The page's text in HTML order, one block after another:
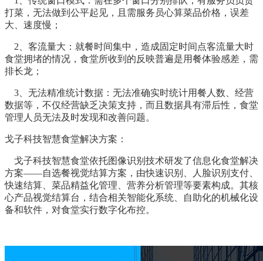
打菜，无法做到公平起见，且需服务员心算菜品价格，误差
大、速度慢；
2、客流量大：就餐时间集中，造成固定时间点客流量大时
食堂拥堵的情况，食堂所收到的反映普遍是用餐体验感差，需
排长龙；
3、无法精准统计数据：无法准确实时统计用餐人数、经营
数据等，不仅经营缺乏决策支持，而且数据具有滞后性，食堂
管理人员无法及时发现和改善问题。
戈子科技智慧食堂解决方案：
戈子科技智慧食堂依托图像识别技术研发了信息化食堂解决
方案——自选餐视觉结算方案，由快速识别、人脸识别支付、
快速结算、菜品精益化管理、营养分析管理等要素构成。其核
心产品视觉结算台，结合相关智能化系统、自助化的机械化设
备和软件，对食堂实行数字化布控。